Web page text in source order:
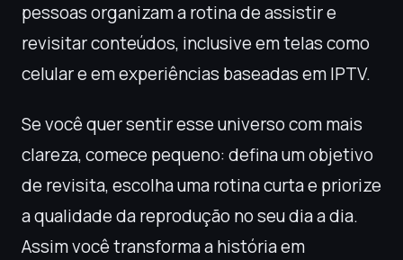
pessoas organizam a rotina de assistir e
revisitar conteúdos, inclusive em telas como
celular e em experiências baseadas em IPTV.
Se você quer sentir esse universo com mais
clareza, comece pequeno: defina um objetivo
de revisita, escolha uma rotina curta e priorize
a qualidade da reprodução no seu dia a dia.
Assim você transforma a história em